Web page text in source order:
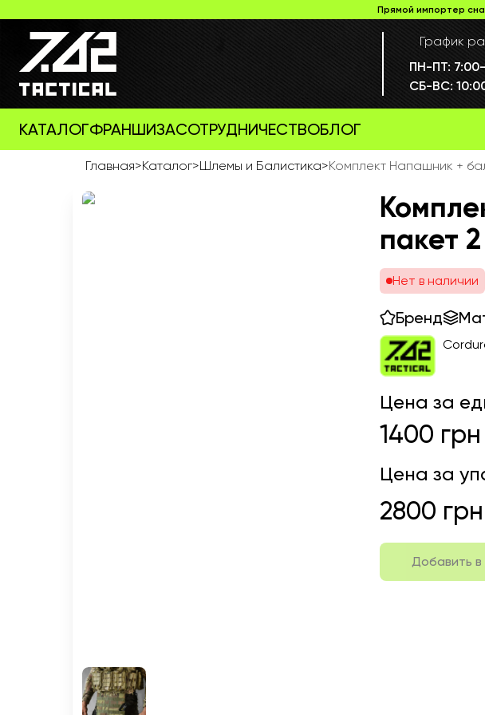
Прямой импортер
График
ПН-ПТ:
СБ-ВС:
КАТАЛОГФРАНШИЗАСОТРУДНИЧЕСТВОБЛОГ
Главная>Каталог>Шлемы и Балистика>Комплект Напашник +
пакет
Нет в наличии
Бренд
Цена за
1400 грн
Цена за
2800 грн
Добавить в